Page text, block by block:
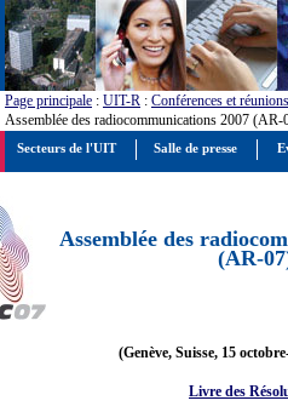
Page principale : UIT-R : Conférences et réunions
Assemblée des radiocommunications 2007 (AR-
Assemblée des
(AR-
(Genève, Suisse, 15
Livre des
Secteurs de l'UIT Salle de presse